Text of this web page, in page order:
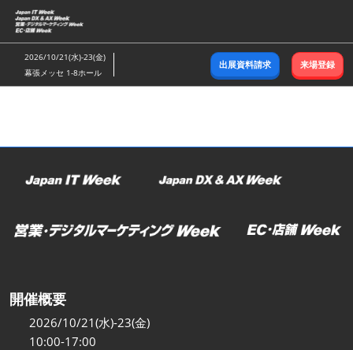
ス
キ
ッ
し
む
2026/10/21(水)-23(金)
幕張メッセ 1-8ホール
出展資料請求 来場登録
開催概要
2026/10/21(水)-23(金)
10:00-17:00